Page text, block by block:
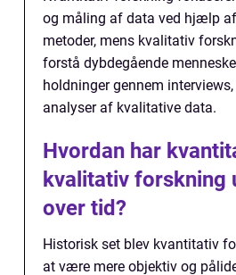
og måling af data ved hjælp
metoder, mens kvalitativ
forstå dybdegående
holdninger gennem
analyser af kvalitative data.
Hvordan har
kvalitativ forskning
over tid?
Historisk set blev kvantitativ
at være mere objektiv og